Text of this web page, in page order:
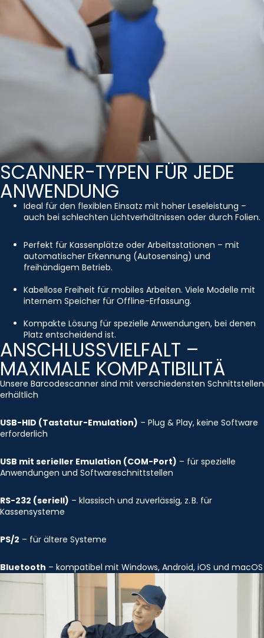
SCANNER-TYPEN FÜR JEDE
ANWENDUNG
Ideal für den flexiblen Einsatz mit hoher Leseleistung –
auch bei schlechten Lichtverhältnissen oder durch Folien.
Perfekt für Kassenplätze oder Arbeitsstationen – mit
automatischer Erkennung (Autosensing) und
freihändigem Betrieb.
Kabellose Freiheit für mobiles Arbeiten. Viele Modelle mit
internem Speicher für Offline-Erfassung.
Kompakte Lösung für spezielle Anwendungen, bei denen
Platz entscheidend ist.
ANSCHLUSSVIELFALT –
MAXIMALE KOMPATIBILITÄ
Unsere Barcodescanner sind mit verschiedensten Schnittstellen
erhältlich
USB-HID (Tastatur-Emulation) – Plug & Play, keine Software
erforderlich
USB mit serieller Emulation (COM-Port) – für spezielle
Anwendungen und Softwareschnittstellen
RS-232 (seriell) – klassisch und zuverlässig, z. B. für
Kassensysteme
PS/2 – für ältere Systeme
Bluetooth – kompatibel mit Windows, Android, iOS und macOS